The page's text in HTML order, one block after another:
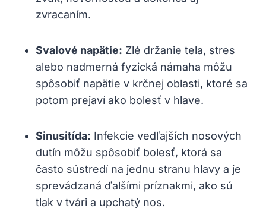
zvracaním.
Svalové napätie: Zlé držanie tela, stres
alebo nadmerná fyzická námaha môžu
spôsobiť napätie v krčnej oblasti, ktoré sa
potom prejaví ako bolesť v hlave.
Sinusitída: Infekcie vedľajších nosových
dutín môžu spôsobiť bolesť, ktorá sa
často sústredí na jednu stranu hlavy a je
sprevádzaná ďalšími príznakmi, ako sú
tlak v tvári a upchatý nos.